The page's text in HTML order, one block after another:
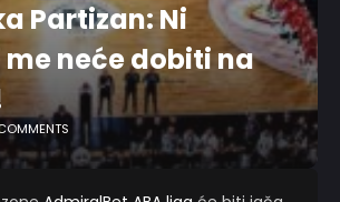
Partizan: Ni
neće dobiti na